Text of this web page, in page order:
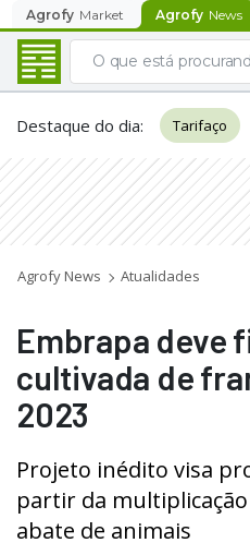
Agrofy Market Agrofy News
Destaque do dia: Tarifaço
Agrofy News Atualidades
Embrapa deve
cultivada de
2023
Projeto inédito visa
partir da
abate de animais